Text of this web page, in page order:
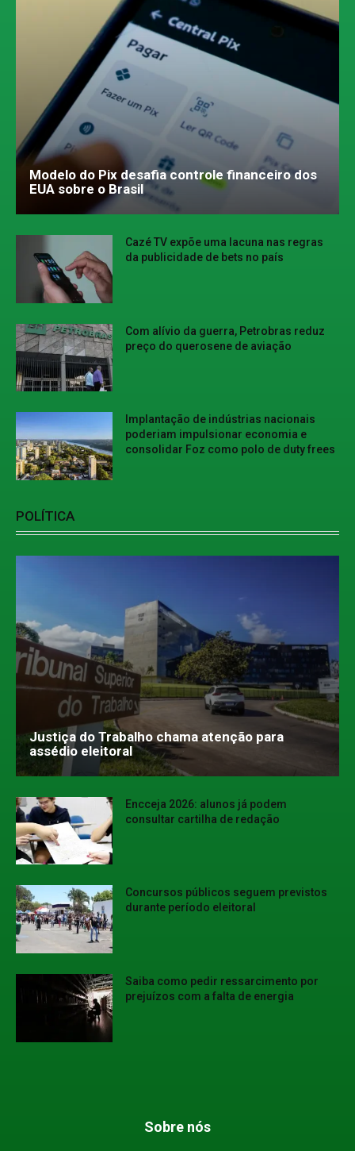
Modelo do Pix desafia controle financeiro dos
EUA sobre o Brasil
Cazé TV expõe uma lacuna nas regras
da publicidade de bets no país
Com alívio da guerra, Petrobras reduz
preço do querosene de aviação
Implantação de indústrias nacionais
poderiam impulsionar economia e
consolidar Foz como polo de duty frees
POLÍTICA
Justiça do Trabalho chama atenção para
assédio eleitoral
Encceja 2026: alunos já podem
consultar cartilha de redação
Concursos públicos seguem previstos
durante período eleitoral
Saiba como pedir ressarcimento por
prejuízos com a falta de energia
Sobre nós